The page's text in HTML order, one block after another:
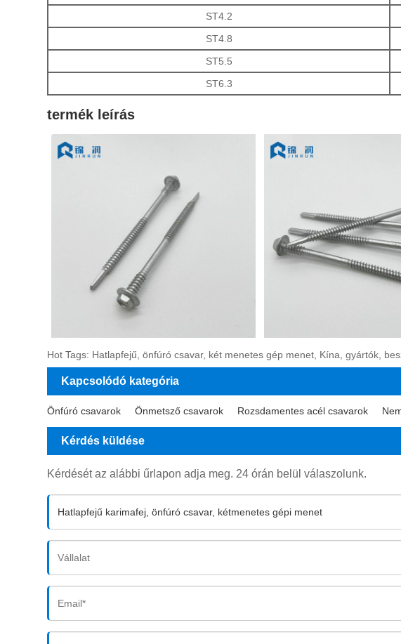
ST4.2
ST4.8
ST5.5
ST6.3
termék leírás
Hot Tags: Hatlapfejű, önfúró csavar, két menetes gép menet, Kína, gyártók,
Kapcsolódó kategória
Önfúró csavarok Önmetsző csavarok Rozsdamentes acél csavarok
Kérdés küldése
Kérdését az alábbi űrlapon adja meg. 24 órán belül válaszolunk.